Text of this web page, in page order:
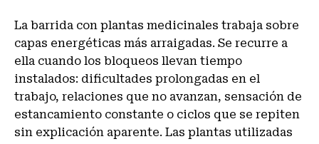
La barrida con plantas medicinales trabaja sobre
capas energéticas más arraigadas. Se recurre a
ella cuando los bloqueos llevan tiempo
instalados: dificultades prolongadas en el
trabajo, relaciones que no avanzan, sensación de
estancamiento constante o ciclos que se repiten
sin explicación aparente. Las plantas utilizadas